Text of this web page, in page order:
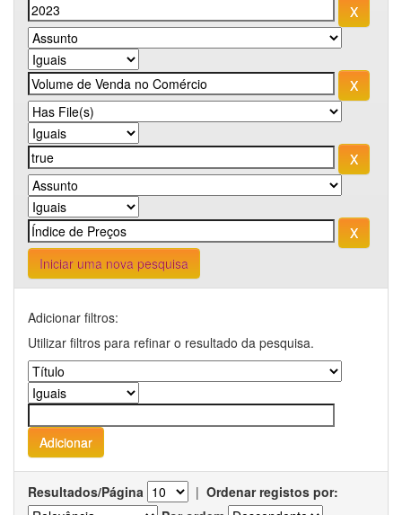
Iniciar uma nova pesquisa
Adicionar filtros:
Utilizar filtros para refinar o resultado da pesquisa.
Resultados/Página | Ordenar registos por: